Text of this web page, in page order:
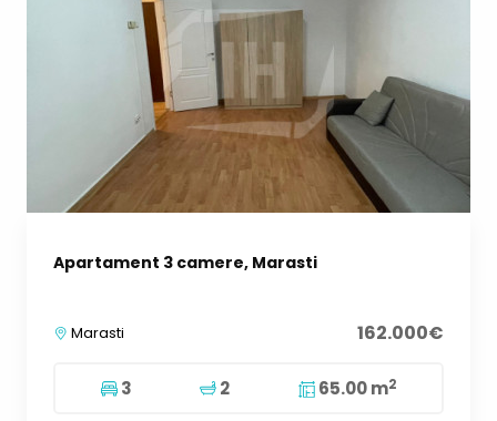
Apartament 3 camere, Marasti
Marasti 162.000€
3 2 65.00 m2